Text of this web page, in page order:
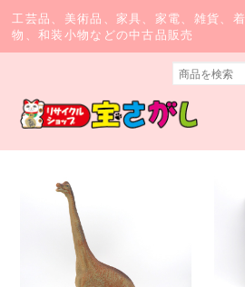
工芸品、美術品、家具、家電、雑貨、着
物、和装小物などの中古品販売